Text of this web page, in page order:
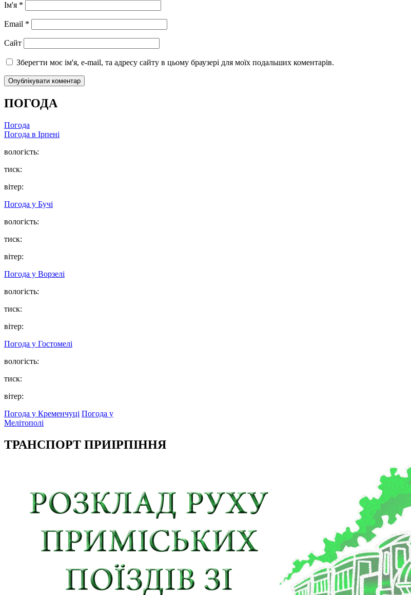
Ім'я *
Email *
Сайт
Зберегти моє ім'я, e-mail, та адресу сайту в цьому браузері для моїх подальших коментарів.
ПОГОДА
Погода
Погода в Ірпені
вологість:
тиск:
вітер:
Погода у Бучі
вологість:
тиск:
вітер:
Погода у Ворзелі
вологість:
тиск:
вітер:
Погода у Гостомелі
вологість:
тиск:
вітер:
Погода у Кременчуці Погода у
Мелітополі
ТРАНСПОРТ ПРИІРПІННЯ